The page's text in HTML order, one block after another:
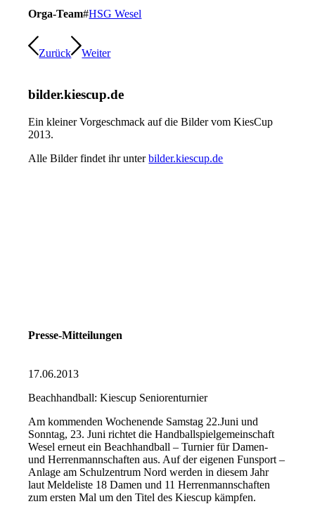
Orga-Team#HSG Wesel
Zurück Weiter
bilder.kiescup.de
Ein kleiner Vorgeschmack auf die Bilder vom KiesCup
2013.
Alle Bilder findet ihr unterbilder.kiescup.de
Presse-Mitteilungen
17.06.2013
Beachhandball: Kiescup Seniorenturnier
Am kommenden Wochenende Samstag 22.Juni und
Sonntag, 23. Juni richtet die Handballspielgemeinschaft
Wesel erneut ein Beachhandball – Turnier für Damen-
und Herrenmannschaften aus. Auf der eigenen Funsport –
Anlage am Schulzentrum Nord werden in diesem Jahr
laut Meldeliste 18 Damen und 11 Herrenmannschaften
zum ersten Mal um den Titel des Kiescup kämpfen.